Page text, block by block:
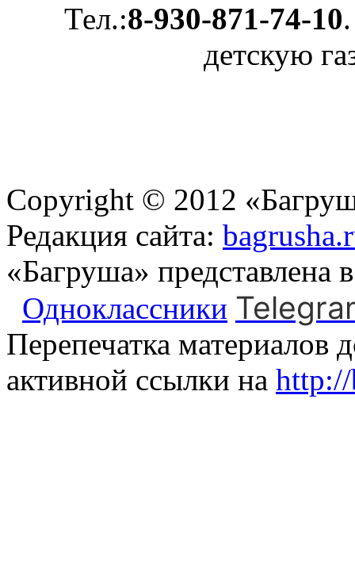
Тел.:8-930-871-74-10
детскую
Copyright © 2012
Редакция сайта:
«Багруша» представлена
Одноклассники
Перепечатка материалов
активной ссылки на http://